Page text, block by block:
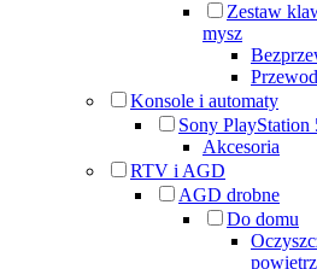
Zestaw
mysz
Konsole i automaty
Sony PlayStation
Akcesoria
RTV i AGD
AGD drobne
Do domu